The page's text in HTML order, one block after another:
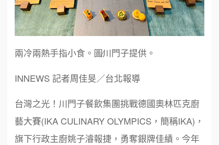
兩冷兩熱手指小食。圖∕川門子提供。
INNEWS 記者周佳旻／台北報導
台灣之光！川門子餐飲集團挑戰德國奧林匹克廚
藝大賽(IKA CULINARY OLYMPICS，簡稱IKA)，
旗下行政主廚姚子濬報捷，勇奪銀牌佳績。今年